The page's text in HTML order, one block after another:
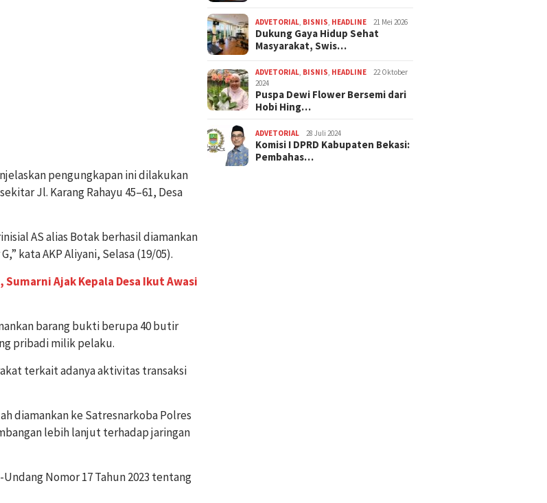
pengungkapan ini dilakukan
Jl. Karang Rahayu 45–61, Desa
AS alias Botak berhasil diamankan
kata AKP Aliyani, Selasa (19/05).
Ajak Kepala Desa Ikut Awasi
barang bukti berupa 40 butir
pribadi milik pelaku.
terkait adanya aktivitas transaksi
diamankan ke Satresnarkoba Polres
lebih lanjut terhadap jaringan
Nomor 17 Tahun 2023 tentang
ADVETORIAL BISNIS HEADLINE 21 Mei 2026
Dukung Gaya Hidup Sehat
Masyarakat, Swis…
ADVETORIAL BISNIS HEADLINE
22 Oktober
2024
Puspa Dewi Flower Bersemi dari
Hobi Hing…
ADVETORIAL 28 Juli 2024
Komisi I DPRD Kabupaten Bekasi:
Pembahas…